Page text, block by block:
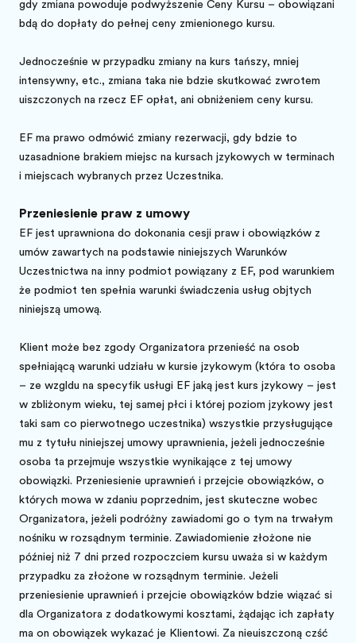
gdy zmiana powoduje podwyższenie Ceny Kursu – obowiązani
będą do dopłaty do pełnej ceny zmienionego kursu.
Jednocześnie w przypadku zmiany na kurs tańszy, mniej
intensywny, etc., zmiana taka nie będzie skutkować zwrotem
uiszczonych na rzecz EF opłat, ani obniżeniem ceny kursu.
EF ma prawo odmówić zmiany rezerwacji, gdy będzie to
uzasadnione brakiem miejsc na kursach językowych w terminach
i miejscach wybranych przez Uczestnika.
Przeniesienie praw z umowy
EF jest uprawniona do dokonania cesji praw i obowiązków z
umów zawartych na podstawie niniejszych Warunków
Uczestnictwa na inny podmiot powiązany z EF, pod warunkiem
że podmiot ten spełnia warunki świadczenia usług objętych
niniejszą umową.
Klient może bez zgody Organizatora przenieść na osobę
spełniającą warunki udziału w kursie językowym (która to osoba
– ze względu na specyfikę usługi EF jaką jest kurs językowy – jest
w zbliżonym wieku, tej samej płci i której poziom językowy jest
taki sam co pierwotnego uczestnika) wszystkie przysługujące
mu z tytułu niniejszej umowy uprawnienia, jeżeli jednocześnie
osoba ta przejmuje wszystkie wynikające z tej umowy
obowiązki. Przeniesienie uprawnień i przejęcie obowiązków, o
których mowa w zdaniu poprzednim, jest skuteczne wobec
Organizatora, jeżeli podróżny zawiadomi go o tym na trwałym
nośniku w rozsądnym terminie. Zawiadomienie złożone nie
później niż 7 dni przed rozpoczęciem kursu uważa się w każdym
przypadku za złożone w rozsądnym terminie. Jeżeli
przeniesienie uprawnień i przejęcie obowiązków będzie wiązać się
dla Organizatora z dodatkowymi kosztami, żądając ich zapłaty
ma on obowiązek wykazać je Klientowi. Za nieuiszczoną część